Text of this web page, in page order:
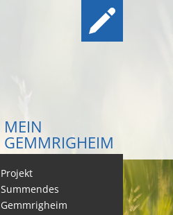
MEIN
GEMMRIGHEIM
Projekt
Summendes
Gemmrigheim